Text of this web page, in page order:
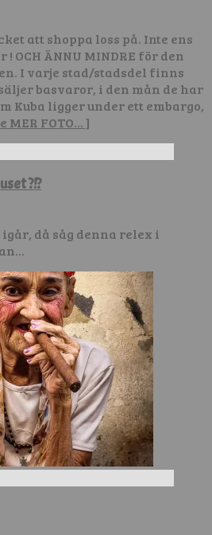
att shoppa loss på. Inte ens
OCH ÄNNU MINDRE för den
I varje stad/stadsdel finns
basvaror, i den mån de har
Kuba ligger under ett embargo,
MER FOTO… ]
?!?
då såg denna relex i